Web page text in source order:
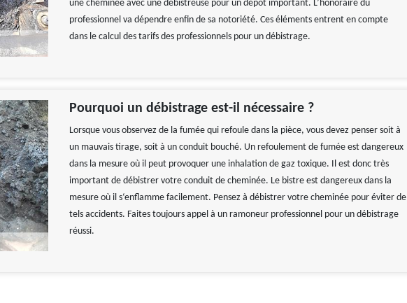
une cheminée avec une débistreuse pour un dépôt important. L’honoraire du
professionnel va dépendre enfin de sa notoriété. Ces éléments entrent en compte
dans le calcul des tarifs des professionnels pour un débistrage.
Pourquoi un débistrage est-il nécessaire ?
Lorsque vous observez de la fumée qui refoule dans la pièce, vous devez penser soit à
un mauvais tirage, soit à un conduit bouché. Un refoulement de fumée est dangereux
dans la mesure où il peut provoquer une inhalation de gaz toxique. Il est donc très
important de débistrer votre conduit de cheminée. Le bistre est dangereux dans la
mesure où il s‘enflamme facilement. Pensez à débistrer votre cheminée pour éviter de
tels accidents. Faites toujours appel à un ramoneur professionnel pour un débistrage
réussi.